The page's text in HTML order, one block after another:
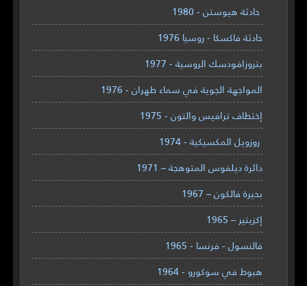
حادثة هيوستن - 1980
حادثة فاكسكا - روسيا 1976
بتروزافودسك الروسية - 1977
المواجهة الجوية في سماء طهران - 1976
إختطاف ترافيس والتون - 1975
روزويل المكسيكية - 1974
دائرة ديلفوس المتوهجة – 1971
بحيرة فالكون – 1967
إكزيتير – 1965
فالنسول - فرنسا - 1965
هبوط في سوكورو - 1964